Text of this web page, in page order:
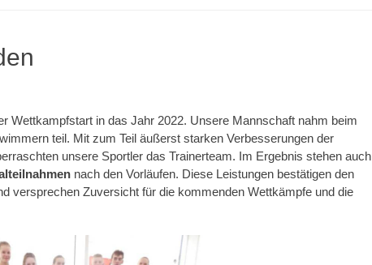
Wettkampfstart in das Jahr 2022. Unsere Mannschaft nahm beim
teil. Mit zum Teil äußerst starken Verbesserungen der
unsere Sportler das Trainerteam. Im Ergebnis stehen auch
nach den Vorläufen. Diese Leistungen bestätigen den
versprechen Zuversicht für die kommenden Wettkämpfe und die